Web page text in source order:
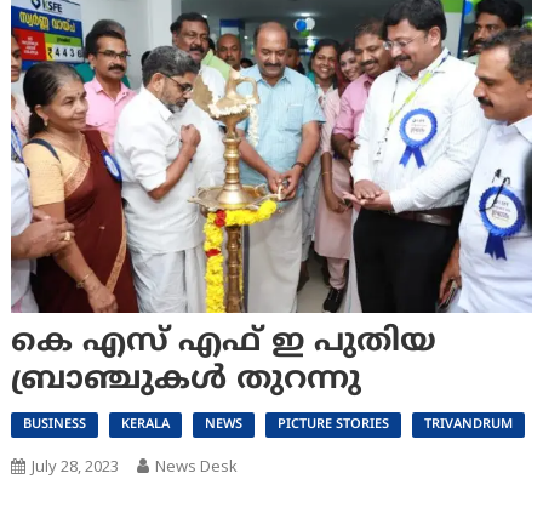
കെ എസ് എഫ് ഇ പുതിയ
ബ്രാഞ്ചുകൾ തുറന്നു
BUSINESS KERALA NEWS PICTURE STORIES TRIVANDRUM
July 28, 2023 News Desk